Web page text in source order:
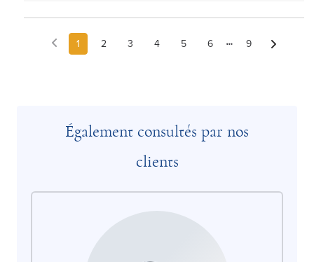
1 2 3 4 5 6 9
Également consultés par nos
clients